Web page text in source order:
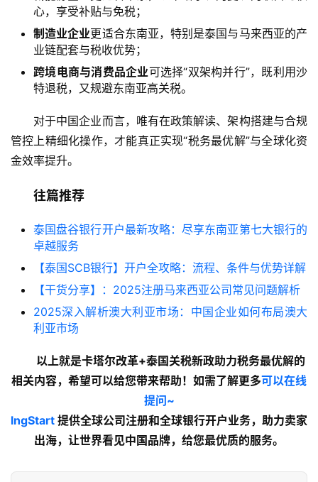
心，享受补贴与免税；
制造业企业更适合东南亚，特别是泰国与马来西亚的产
业链配套与税收优势；
跨境电商与消费品企业可选择“双架构并行”，既利用沙
特退税，又规避东南亚高关税。
对于中国企业而言，唯有在政策解读、架构搭建与合规
管控上精细化操作，才能真正实现“税务最优解”与全球化资
金效率提升。
往篇推荐
泰国盘谷银行开户最新攻略：尽享东南亚第七大银行的
卓越服务
【泰国SCB银行】开户全攻略：流程、条件与优势详解
【干货分享】：2025注册马来西亚公司常见问题解析
2025深入解析澳大利亚市场：中国企业如何布局澳大
利亚市场
以上就是卡塔尔改革+泰国关税新政助力税务最优解的
相关内容，希望可以给您带来帮助！如需了解更多可以在线
提问~
lngStart 提供全球公司注册和全球银行开户业务，助力卖家
出海，让世界看见中国品牌，给您最优质的服务。